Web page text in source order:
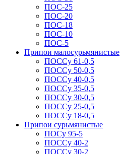
ПОС-25
ПОС-20
ПОС-18
ПОС-10
ПОС-5
Припои малосурьмянистые
ПОССу 61-0,5
ПОССу 50-0,5
ПОССу 40-0,5
ПОССу 35-0,5
ПОССу 30-0,5
ПОССу 25-0,5
ПОССу 18-0,5
Припои сурьмянистые
ПОСу 95-5
ПОССу 40-2
ПОССу 30-2